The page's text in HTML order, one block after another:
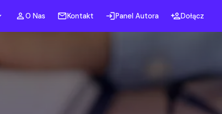
O Nas Kontakt Panel Autora Dołącz